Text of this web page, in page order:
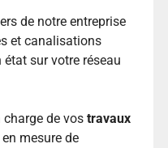
de notre entreprise
et canalisations
sur votre réseau
de vos travaux
mesure de